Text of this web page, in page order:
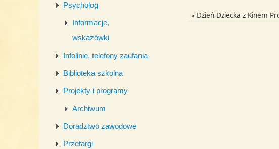
« Dzień Dziecka z Kinem
Psycholog
Informacje,
wskazówki
Infolinie, telefony zaufania
Biblioteka szkolna
Projekty i programy
Archiwum
Doradztwo zawodowe
Przetargi